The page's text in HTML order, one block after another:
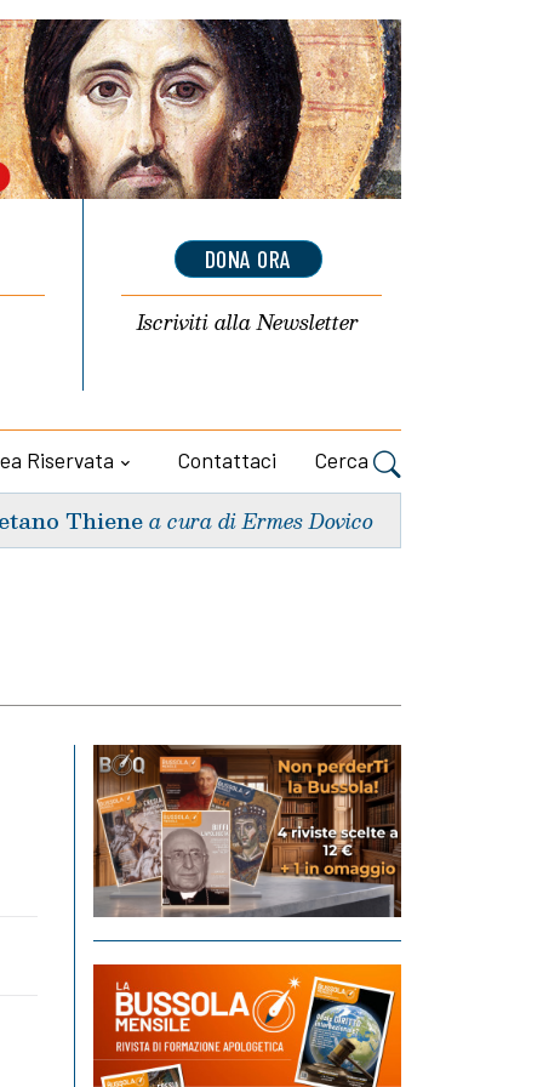
DONA ORA
Iscriviti allaNewsletter
Riservata Contattaci Cerca
Thiene a cura di Ermes Dovico